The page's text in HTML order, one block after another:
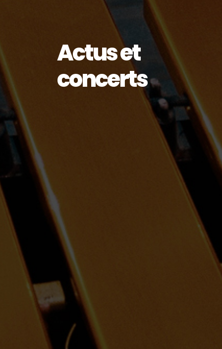
Actus et
concerts